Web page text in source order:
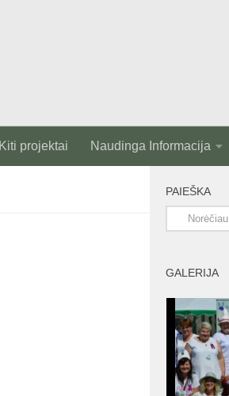
Kiti projektai Naudinga Informacija
PAIEŠKA
GALERIJA